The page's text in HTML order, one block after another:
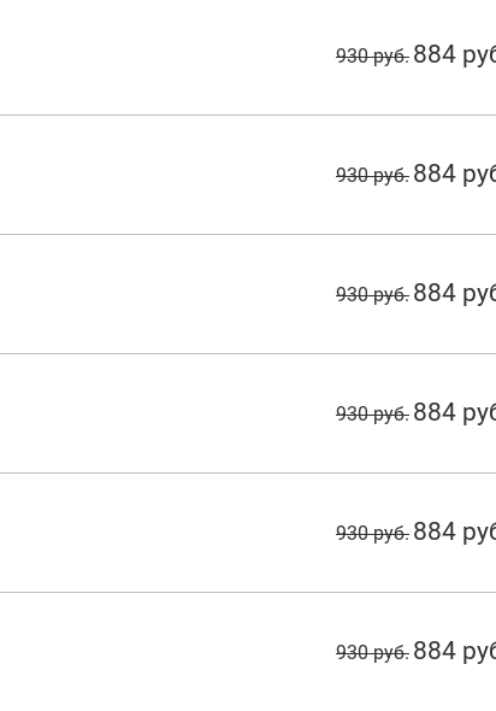
930 руб. 884
930 руб. 884
930 руб. 884
930 руб. 884
930 руб. 884
930 руб. 884